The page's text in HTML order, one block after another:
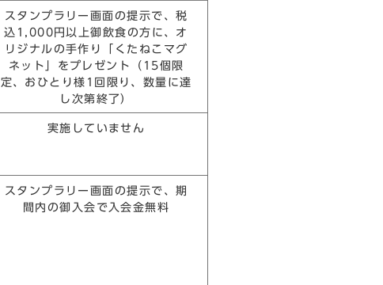
スタンプラリー画面の提示で、税
込1,000円以上御飲食の方に、オ
リジナルの手作り「くたねこマグ
ネット」をプレゼント（15個限
定、おひとり様1回限り、数量に達
し次第終了）
実施していません
スタンプラリー画面の提示で、期
間内の御入会で入会金無料